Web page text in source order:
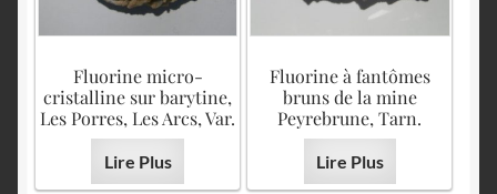
Fluorine micro-
cristalline sur barytine,
Les Porres, Les Arcs, Var.
Lire Plus
Fluorine à fantômes
bruns de la mine
Peyrebrune, Tarn.
Lire Plus